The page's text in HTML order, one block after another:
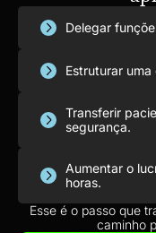
Delegar
Estruturar
Transferir
segurança.
Aumentar o
horas.
Esse é o passo que
caminho